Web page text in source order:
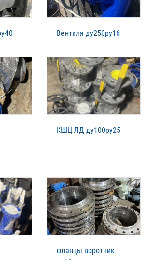
Вентиля ду250ру16
КШЦ ЛД ду100ру25
фланцы воротник